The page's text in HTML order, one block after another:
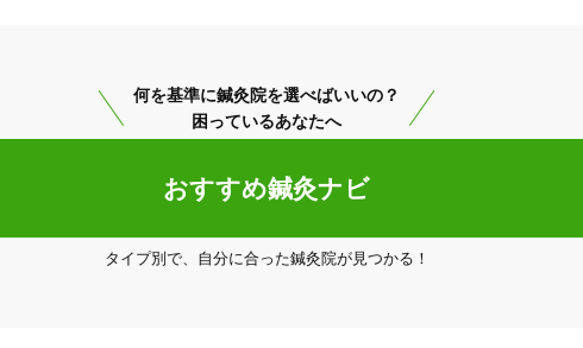
何を基準に鍼灸院を選べばいいの？
困っているあなたへ
おすすめ鍼灸ナビ
タイプ別で、自分に合った鍼灸院が見つかる！